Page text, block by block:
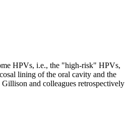
HPVs, i.e., the "high-risk" HPVs,
lining of the oral cavity and the
and colleagues retrospectively